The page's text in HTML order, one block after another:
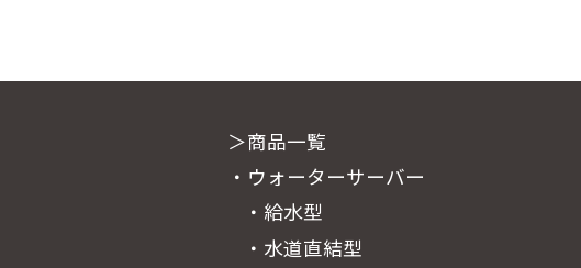
＞商品一覧
・ウォーターサーバー
・給水型
・水道直結型